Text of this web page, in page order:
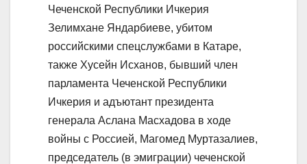
Чеченской Республики Ичкерия
Зелимхане Яндарбиеве, убитом
российскими спецслужбами в Катаре,
также Хусейн Исханов, бывший член
парламента Чеченской Республики
Ичкерия и адъютант президента
генерала Аслана Масхадова в ходе
войны с Россией, Магомед Муртазалиев,
председатель (в эмиграции) чеченской